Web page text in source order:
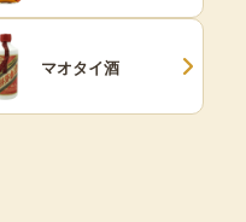
マオタイ酒